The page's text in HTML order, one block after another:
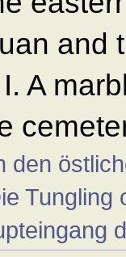
and
A
den
Tungling